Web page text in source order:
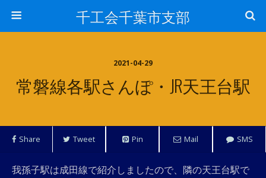
千工会千葉市支部
2021-04-29
常磐線各駅さんぽ・JR天王台駅
Share Tweet Pin Mail SMS
我孫子駅は成田線で紹介しましたので、隣の天王台駅で